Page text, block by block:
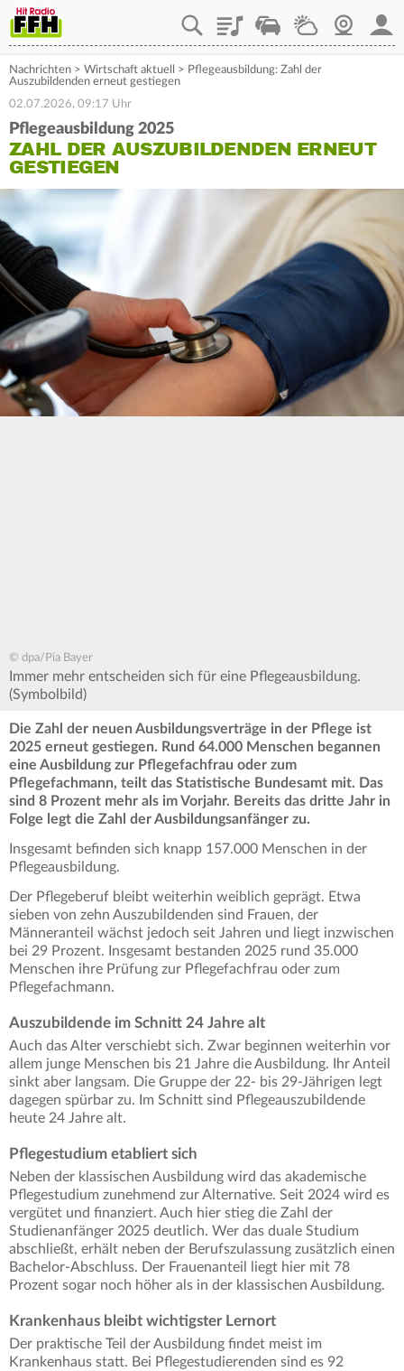
PlaylistStaupilotWetterWebcam
Nachrichten > Wirtschaft aktuell > Pflegeausbildung: Zahl der
Auszubildenden erneut gestiegen
02.07.2026, 09:17 Uhr
Pflegeausbildung 2025
ZAHL DER AUSZUBILDENDEN ERNEUT
GESTIEGEN
© dpa/Pia Bayer
Immer mehr entscheiden sich für eine Pflegeausbildung.
(Symbolbild)
Die Zahl der neuen Ausbildungsverträge in der Pflege ist
2025 erneut gestiegen. Rund 64.000 Menschen begannen
eine Ausbildung zur Pflegefachfrau oder zum
Pflegefachmann, teilt das Statistische Bundesamt mit. Das
sind 8 Prozent mehr als im Vorjahr. Bereits das dritte Jahr in
Folge legt die Zahl der Ausbildungsanfänger zu.
Insgesamt befinden sich knapp 157.000 Menschen in der
Pflegeausbildung.
Der Pflegeberuf bleibt weiterhin weiblich geprägt. Etwa
sieben von zehn Auszubildenden sind Frauen, der
Männeranteil wächst jedoch seit Jahren und liegt inzwischen
bei 29 Prozent. Insgesamt bestanden 2025 rund 35.000
Menschen ihre Prüfung zur Pflegefachfrau oder zum
Pflegefachmann.
Auszubildende im Schnitt 24 Jahre alt
Auch das Alter verschiebt sich. Zwar beginnen weiterhin vor
allem junge Menschen bis 21 Jahre die Ausbildung. Ihr Anteil
sinkt aber langsam. Die Gruppe der 22- bis 29-Jährigen legt
dagegen spürbar zu. Im Schnitt sind Pflegeauszubildende
heute 24 Jahre alt.
Pflegestudium etabliert sich
Neben der klassischen Ausbildung wird das akademische
Pflegestudium zunehmend zur Alternative. Seit 2024 wird es
vergütet und finanziert. Auch hier stieg die Zahl der
Studienanfänger 2025 deutlich. Wer das duale Studium
abschließt, erhält neben der Berufszulassung zusätzlich einen
Bachelor-Abschluss. Der Frauenanteil liegt hier mit 78
Prozent sogar noch höher als in der klassischen Ausbildung.
Krankenhaus bleibt wichtigster Lernort
Der praktische Teil der Ausbildung findet meist im
Krankenhaus statt. Bei Pflegestudierenden sind es 92